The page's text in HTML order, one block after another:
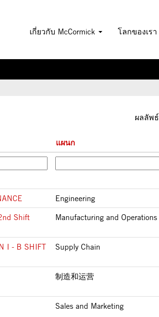
เกี่ยวกับ McCormick โลกของเรา
ผลลัพธ์
แผนก
Engineering
Shift Manufacturing and Operations
I - B SHIFT Supply Chain
制造和运营
Sales and Marketing